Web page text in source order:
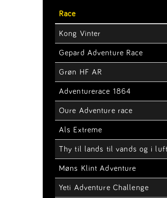
Race
Kong Vinter
Gepard Adventure Race
Grøn HF AR
Adventurerace 1864
Oure Adventure race
Als Extreme
Thy til lands til vands og i
Møns Klint Adventure
Yeti Adventure Challenge